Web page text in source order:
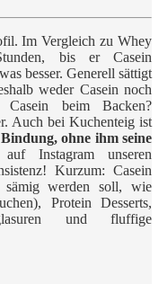
Im Vergleich zu Whey
bis er Casein
besser. Generell sättigt
weder Casein noch
beim Backen?
Auch bei Kuchenteig ist
ohne ihm seine
Instagram unseren
Kurzum: Casein
werden soll, wie
Protein Desserts,
und fluffige